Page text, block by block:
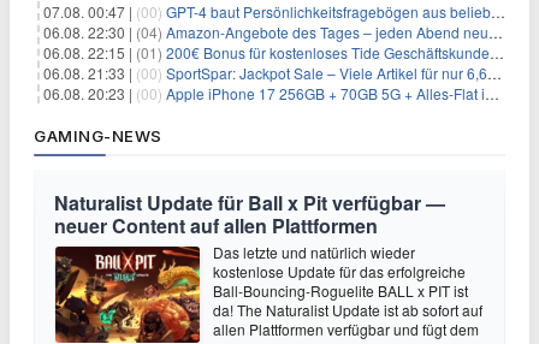
07.08. 00:47 | (00) GPT-4 baut Persönlichkeitsfragebögen aus beliebigen Texten und sagt Antworten voraus
06.08. 22:30 | (04) Amazon-Angebote des Tages – jeden Abend neue Deals zum Stöbern
06.08. 22:15 | (01) 200€ Bonus für kostenloses Tide Geschäftskundenkonto
06.08. 21:33 | (00) SportSpar: Jackpot Sale – Viele Artikel für nur 6,66€ – nur 48 Stunden
06.08. 20:23 | (00) Apple iPhone 17 256GB + 70GB 5G + Alles-Flat im Vodafone-Netz für 34,99€/Monat – eff. 4,65€/Monat
GAMING-NEWS
Naturalist Update für Ball x Pit verfügbar —
neuer Content auf allen Plattformen
Das letzte und natürlich wieder
kostenlose Update für das erfolgreiche
Ball-Bouncing-Roguelite BALL x PIT ist
da! The Naturalist Update ist ab sofort auf
allen Plattformen verfügbar und fügt dem